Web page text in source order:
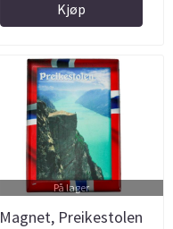
Kjøp
På lager
Magnet, Preikestolen